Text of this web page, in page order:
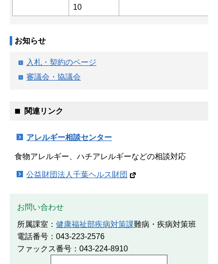
10
お知らせ
入札・契約のページ
審議会・協議会
関連リンク
アレルギー相談センター
食物アレルギー、ハチアレルギーなどの相談対応
公益財団法人千葉ヘルス財団
お問い合わせ
所属課室： 健康福祉部疾病対策課難病・疾病対策班
電話番号：043-223-2576
ファックス番号：043-224-8910